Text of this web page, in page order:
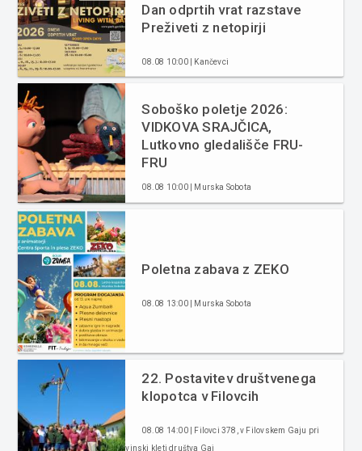
Dan odprtih vrat razstave
Preživeti z netopirji
08.08 10:00 | Kančevci
Soboško poletje 2026:
VIDKOVA SRAJČICA,
Lutkovno gledališče FRU-
FRU
08.08 10:00 | Murska Sobota
Poletna zabava z ZEKO
08.08 13:00 | Murska Sobota
22. Postavitev društvenega
klopotca v Filovcih
08.08 14:00 | Filovci 378, v Filovskem Gaju pri
vinski kleti društva Gaj